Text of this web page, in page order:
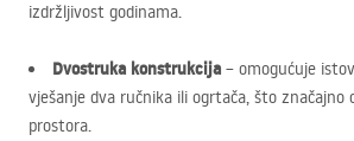
izdržljivost godinama.
Dvostruka konstrukcija – omogućuje
vješanje dva ručnika ili ogrtača, što značajno
prostora.